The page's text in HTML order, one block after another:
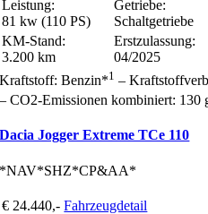
Leistung:
81 kw (110 PS)
Getriebe:
Schaltgetriebe
KM-Stand:
3.200 km
Erstzulassung:
04/2025
Kraftstoff: Benzin*1 –
– CO2-Emissionen kombiniert: 130
Dacia Jogger Extreme TCe 110
*NAV*SHZ*CP&AA*
€ 24.440,- Fahrzeugdetail